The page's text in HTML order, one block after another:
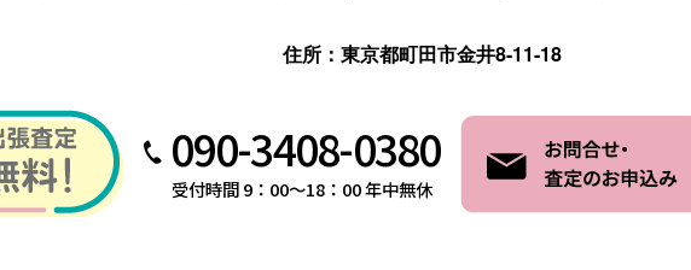
住所：東京都町田市金井8-11-18
090-3408-0380
受付時間 9：00～18：00 年中無休